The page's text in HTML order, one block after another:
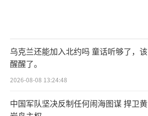
乌克兰还能加入北约吗 童话听够了，该
醒醒了。
2026-08-08 13:24:48
中国军队坚决反制任何闹海图谋 捍卫黄